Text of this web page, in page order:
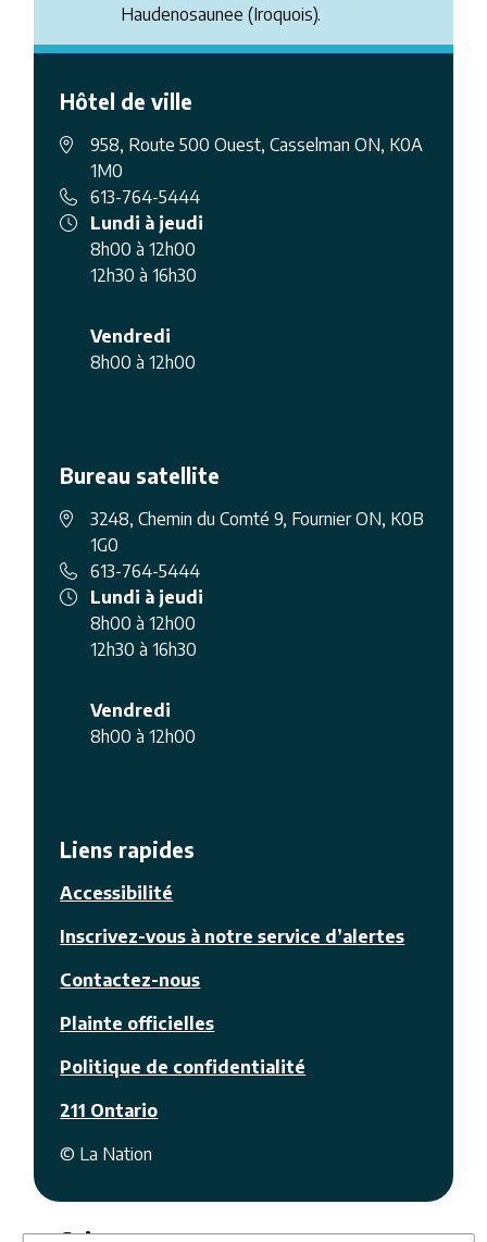
Haudenosaunee (Iroquois).
Hôtel de ville
958, Route 500 Ouest, Casselman ON, K0A
1M0
613-764-5444
Lundi à jeudi
8h00 à 12h00
12h30 à 16h30
Vendredi
8h00 à 12h00
Bureau satellite
3248, Chemin du Comté 9, Fournier ON, K0B
1G0
613-764-5444
Lundi à jeudi
8h00 à 12h00
12h30 à 16h30
Vendredi
8h00 à 12h00
Liens rapides
Accessibilité
Inscrivez-vous à notre service d’alertes
Contactez-nous
Plainte officielles
Politique de confidentialité
211 Ontario
© La Nation